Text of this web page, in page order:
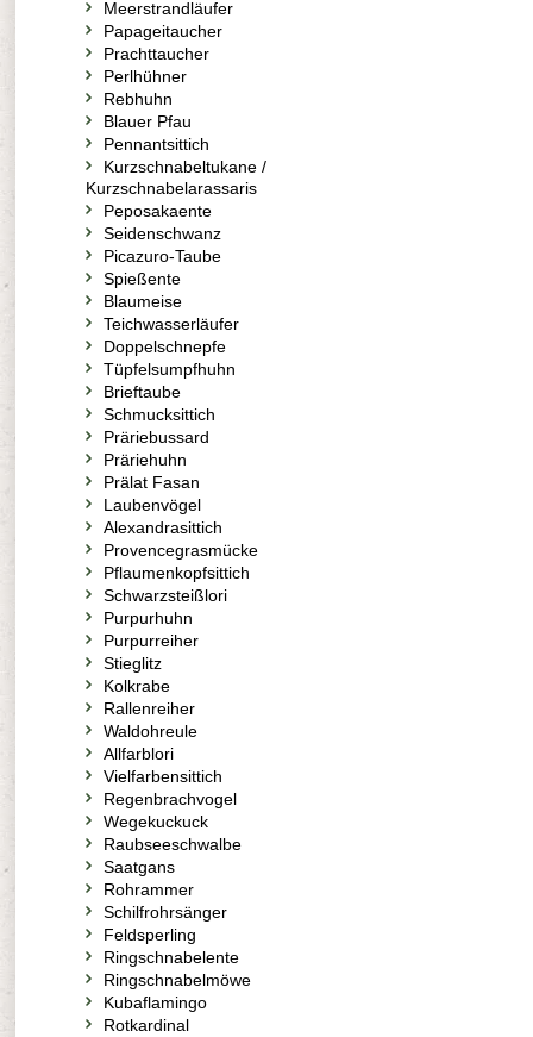
Meerstrandläufer
Papageitaucher
Prachttaucher
Perlhühner
Rebhuhn
Blauer Pfau
Pennantsittich
Kurzschnabeltukane /
Kurzschnabelarassaris
Peposakaente
Seidenschwanz
Picazuro-Taube
Spießente
Blaumeise
Teichwasserläufer
Doppelschnepfe
Tüpfelsumpfhuhn
Brieftaube
Schmucksittich
Präriebussard
Präriehuhn
Prälat Fasan
Laubenvögel
Alexandrasittich
Provencegrasmücke
Pflaumenkopfsittich
Schwarzsteißlori
Purpurhuhn
Purpurreiher
Stieglitz
Kolkrabe
Rallenreiher
Waldohreule
Allfarblori
Vielfarbensittich
Regenbrachvogel
Wegekuckuck
Raubseeschwalbe
Saatgans
Rohrammer
Schilfrohrsänger
Feldsperling
Ringschnabelente
Ringschnabelmöwe
Kubaflamingo
Rotkardinal